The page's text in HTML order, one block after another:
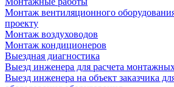
Монтаж вентиляционного
проекту
Монтаж воздуховодов
Монтаж кондиционеров
Выездная диагностика
Выезд инженера для расчета
Выезд инженера на объект заказчика